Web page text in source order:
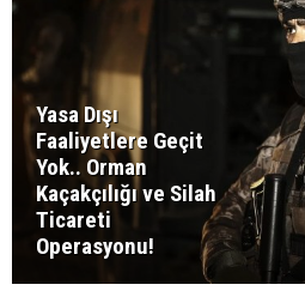
Yasa Dışı
Faaliyetlere Geçit
Yok.. Orman
Kaçakçılığı ve Silah
Ticareti
Operasyonu!